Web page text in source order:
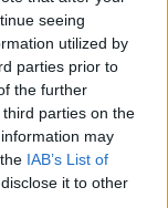
seeing
utilized by
parties prior to
the further
parties on the
may
IAB’s List of
it to other
un veterinario.
durante
È
caldo e
è